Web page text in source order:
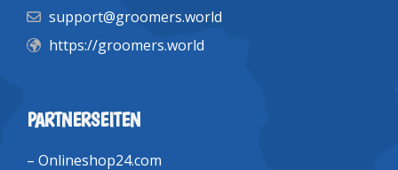
support@groomers.world
https://groomers.world
PARTNERSEITEN
– Onlineshop24.com